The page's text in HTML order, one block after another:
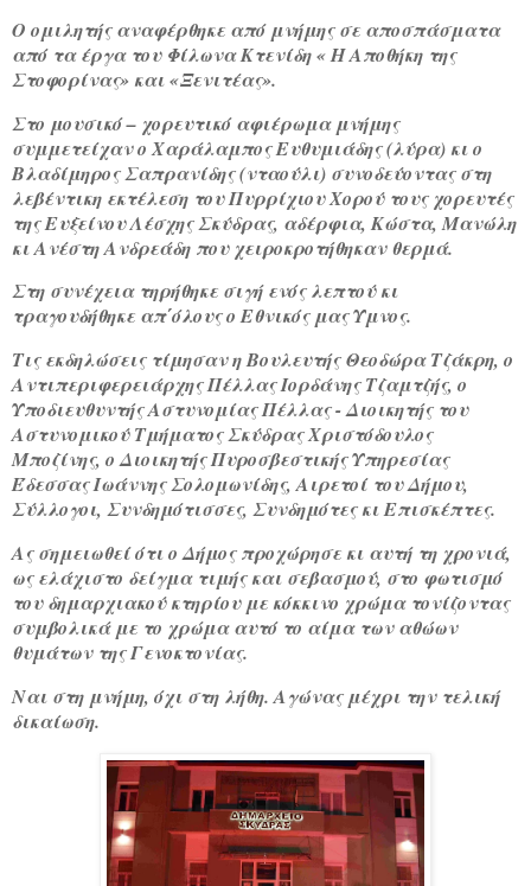
Ο ομιλητής αναφέρθηκε από μνήμης σε αποσπάσματα
από τα έργα του Φίλωνα Κτενίδη « Η Αποθήκη της
Στοφορίνας» και «Ξενιτέας».
Στο μουσικό – χορευτικό αφιέρωμα μνήμης
συμμετείχαν ο Χαράλαμπος Ευθυμιάδης (λύρα) κι ο
Βλαδίμηρος Σαπρανίδης (νταούλι) συνοδεύοντας στη
λεβέντικη εκτέλεση του Πυρρίχιου Χορού τους χορευτές
της Ευξείνου Λέσχης Σκύδρας, αδέρφια, Κώστα, Μανώλη
κι Ανέστη Ανδρεάδη που χειροκροτήθηκαν θερμά.
Στη συνέχεια τηρήθηκε σιγή ενός λεπτού κι
τραγουδήθηκε απ΄όλους ο Εθνικός μας Ύμνος.
Τις εκδηλώσεις τίμησαν η Βουλευτής Θεοδώρα Τζάκρη, ο
Αντιπεριφερειάρχης Πέλλας Ιορδάνης Τζαμτζής, ο
Υποδιευθυντής Αστυνομίας Πέλλας - Διοικητής του
Αστυνομικού Τμήματος Σκύδρας Χριστόδουλος
Μποζίνης, ο Διοικητής Πυροσβεστικής Υπηρεσίας
Έδεσσας Ιωάννης Σολομωνίδης, Αιρετοί του Δήμου,
Σύλλογοι, Συνδημότισσες, Συνδημότες κι Επισκέπτες.
Ας σημειωθεί ότι ο Δήμος προχώρησε κι αυτή τη χρονιά,
ως ελάχιστο δείγμα τιμής και σεβασμού, στο φωτισμό
του δημαρχιακού κτηρίου με κόκκινο χρώμα τονίζοντας
συμβολικά με το χρώμα αυτό το αίμα των αθώων
θυμάτων της Γενοκτονίας.
Ναι στη μνήμη, όχι στη λήθη. Αγώνας μέχρι την τελική
δικαίωση.